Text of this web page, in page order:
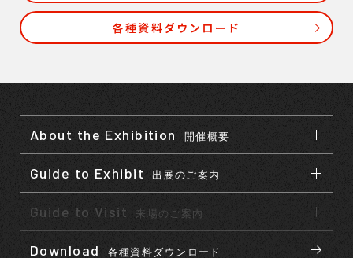
各種資料ダウンロード
About the Exhibition 開催概要
Guide to Exhibit 出展のご案内
Guide to Visit 来場のご案内
Download 各種資料ダウンロード